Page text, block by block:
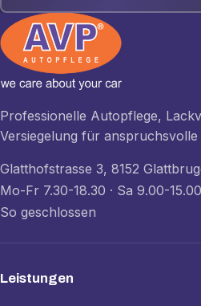
Professionelle Autopflege,
Versiegelung für anspruchsvolle
Glatthofstrasse 3, 8152
Mo-Fr 7.30-18.30 · Sa 9.00-15.00
So geschlossen
Leistungen